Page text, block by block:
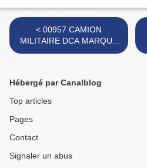
< 00957 CAMION
MILITAIRE DCA MARQUE
FERAL
Hébergé par Canalblog
Top articles
Pages
Contact
Signaler un abus